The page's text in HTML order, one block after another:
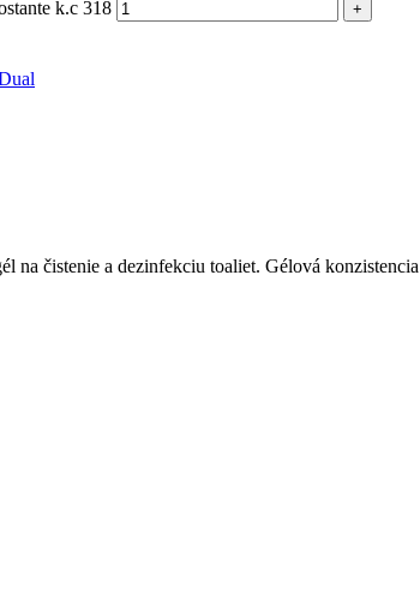
k.c 318
na čistenie a dezinfekciu toaliet. Gélová